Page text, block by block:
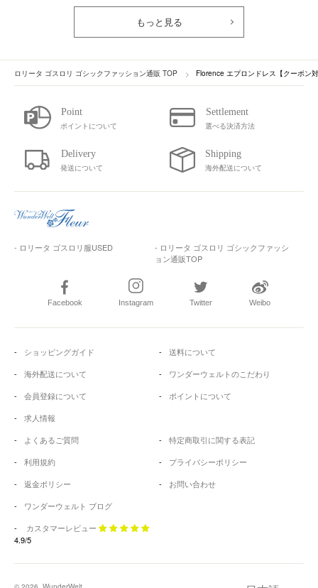
もっと見る
ロリータ ゴスロリ ゴシックファッション通販 TOP Florence エプロンドレス【クーポン
ポイントについて 選べる決済方法
発送について 海外配送について
- ロリータ ゴスロリ服USED
- ロリータ ゴスロリ ゴシックファッシ
ョン通販TOP
Facebook Instagram Twitter Weibo
ショッピングガイド
送料について
海外配送について
ワンダーウェルトのこだわり
会員登録について
ポイントについて
求人情報
よくあるご質問
特定商取引に関する表記
利用規約
プライバシーポリシー
返金ポリシー
お問い合わせ
ワンダーウェルト ブログ
カスタマーレビュー
4.9/5